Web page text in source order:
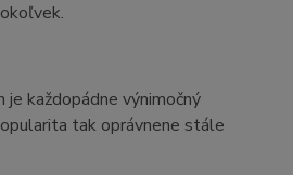
každopádne výnimočný
tak oprávnene stále